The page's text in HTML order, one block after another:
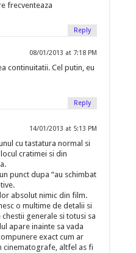
frecventeaza
Reply
08/01/2013 at 7:18 PM
continuitatii. Cel putin, eu
Reply
14/01/2013 at 5:13 PM
cu tastatura normal si
cratimei si din
punct dupa “au schimbat
absolut nimic din film.
o multime de detalii si
generale si totusi sa
apare inainte sa vada
exact cum ar
cinematografe, altfel as fi